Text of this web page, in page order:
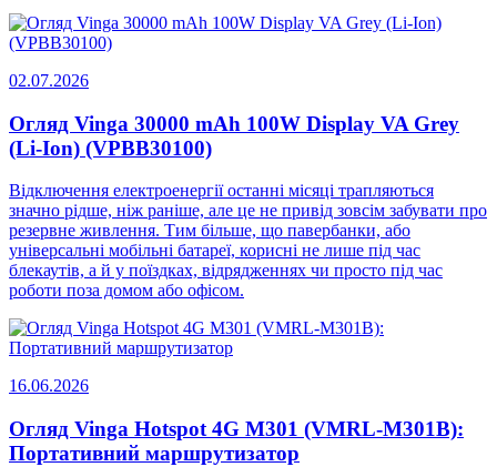
02.07.2026
Огляд Vinga 30000 mAh 100W Display VA Grey
(Li-Ion) (VPBB30100)
Відключення електроенергії останні місяці трапляються
значно рідше, ніж раніше, але це не привід зовсім забувати про
резервне живлення. Тим більше, що павербанки, або
універсальні мобільні батареї, корисні не лише під час
блекаутів, а й у поїздках, відрядженнях чи просто під час
роботи поза домом або офісом.
16.06.2026
Огляд Vinga Hotspot 4G M301 (VMRL-M301B):
Портативний маршрутизатор